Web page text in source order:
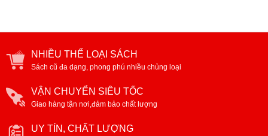
NHIỀU THỂ LOẠI SÁCH
Sách cũ đa dạng, phong phú nhiều chủng loại
VẬN CHUYỂN SIÊU TỐC
Giao hàng tận nơi,đảm bảo chất lượng
UY TÍN, CHẤT LƯỢNG